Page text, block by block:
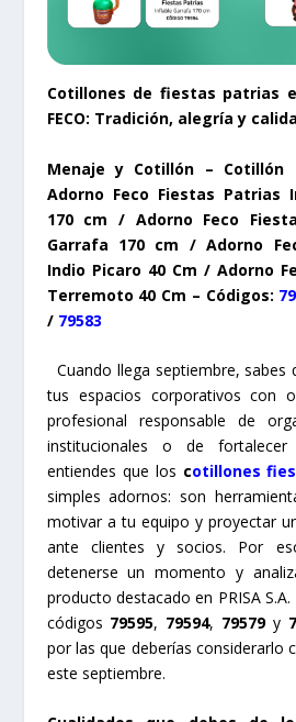
Cotillones de fiestas patrias
FECO: Tradición, alegría y
Menaje y Cotillón – Cotillón
Adorno Feco Fiestas Patrias
170 cm / Adorno Feco
Garrafa 170 cm / Adorno
Indio Picaro 40 Cm / Adorno
Terremoto 40 Cm – Códigos:
/ 79583
Cuando llega septiembre, sabes
tus espacios corporativos con
profesional responsable de
institucionales o de
entiendes que los cotillones
simples adornos: son
motivar a tu equipo y proyectar
ante clientes y socios. Por
detenerse un momento y
producto destacado en PRISA
códigos 79595, 79594, 79579y
por las que deberías considerarlo
este septiembre.